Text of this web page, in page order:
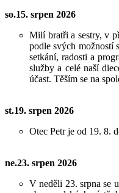
so.15. srpen 2026
Milí bratři a sestry,v
podle svých možností
setkání, radosti a
služby a celé naší
účast. Těším se na
st.19. srpen 2026
Otec Petr je od 19. 8.
ne.23. srpen 2026
V neděli 23. srpna se